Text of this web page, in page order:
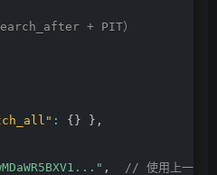
search_after + PIT）
: { } } ,
, // 使用上一次